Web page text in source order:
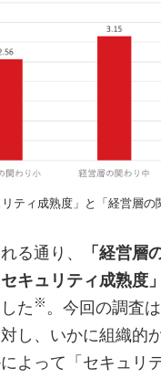
ティ成熟度」と「経営層の
る通り、
「経営層
キュリティ成熟度
た ※ 。今回の調査
し、いかに組織的
よって「セキュリ